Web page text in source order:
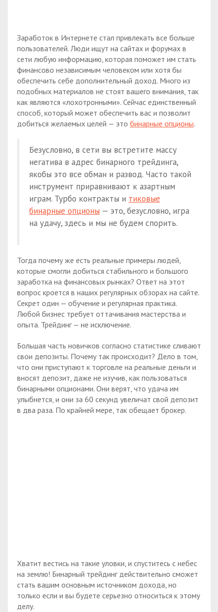
Заработок в Интернете стал привлекать все больше
пользователей. Люди ищут на сайтах и форумах в
сети любую информацию, которая поможет им стать
финансово независимым человеком или хотя бы
обеспечить себе дополнительный доход. Много из
подобных материалов не стоят вашего внимания, так
как являются «лохотронными». Сейчас единственный
способ, который может обеспечить вас и позволит
добиться желаемых целей — это бинарные опционы.
Безусловно, в сети вы встретите массу
негатива в адрес бинарного трейдинга,
якобы это все обман и развод. Часто такой
инструмент приравнивают к азартным
играм. Турбо контракты и тиковые
бинарные опционы — это, безусловно, игра
на удачу, здесь и мы не будем спорить.
Тогда почему же есть реальные примеры людей,
которые смогли добиться стабильного и большого
заработка на финансовых рынках? Ответ на этот
вопрос кроется в наших регулярных обзорах на сайте.
Секрет один — обучение и регулярная практика.
Любой бизнес требует оттачивания мастерства и
опыта. Трейдинг — не исключение.
Большая часть новичков согласно статистике сливают
свои депозиты. Почему так происходит? Дело в том,
что они приступают к торговле на реальные деньги и
вносят депозит, даже не изучив, как пользоваться
бинарными опционами. Они верят, что удача им
улыбнется, и они за 60 секунд увеличат свой депозит
в два раза. По крайней мере, так обещает брокер.
Хватит вестись на такие уловки, и спуститесь с небес
на землю! Бинарный трейдинг действительно сможет
стать вашим основным источником дохода, но
только если и вы будете серьезно относиться к этому
делу.